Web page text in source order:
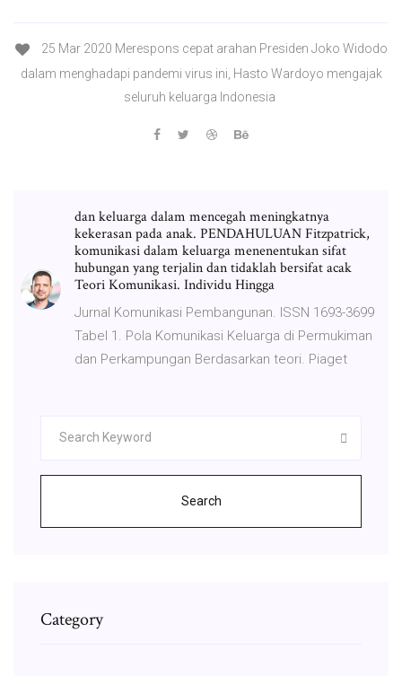
25 Mar 2020 Merespons cepat arahan Presiden Joko Widodo
dalam menghadapi pandemi virus ini, Hasto Wardoyo mengajak
seluruh keluarga Indonesia
dan keluarga dalam mencegah meningkatnya
kekerasan pada anak. PENDAHULUAN Fitzpatrick,
komunikasi dalam keluarga menenentukan sifat
hubungan yang terjalin dan tidaklah bersifat acak
Teori Komunikasi. Individu Hingga
Jurnal Komunikasi Pembangunan. ISSN 1693-3699
Tabel 1. Pola Komunikasi Keluarga di Permukiman
dan Perkampungan Berdasarkan teori. Piaget
Search
Category